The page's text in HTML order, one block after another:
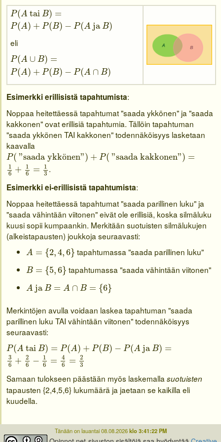
P(A tai B) =
P(AtaiB)=
P(A) + P(B) − P(A ja B)
P(A)+ P B)−P jaB )
eli
P(A ∪ B) =
P(A∪ B )=
P(A) + P(B) − P(A ∩ B)
P(A)+ P B)−P ∩B )
Esimerkki erillisistä tapahtumista:
Noppaa heitettäessä tapahtumat "saada ykkönen" ja "saada
kakkonen" ovat erillisiä tapahtumia. Tällöin tapahtuman
"saada ykkönen TAI kakkonen" todennäköisyys lasketaan
kaavalla
P( "saada ykkönen") + P( "saada kakkonen") =
P("saada ykkönen")+ P "saada kakkonen"
1
6 +
1
6
=
1
3
1 6+ 16=13 .
Esimerkki ei-erillisistä tapahtumista:
Noppaa heitettäessä tapahtumat "saada parillinen luku" ja
"saada vähintään viitonen" eivät ole erillisiä, koska silmäluku
kuusi sopii kumpaankin. Merkitään suotuisten silmälukujen
(alkeistapausten) joukkoja seuraavasti:
A = {2,4,6}
A ={2 ,4, 6} tapahtumassa "saada parillinen luku"
B = {5,6}
B={5 ,6} tapahtumassa "saada vähintään viitonen"
A ja B = A ∩ B = {6}
A jaB =A∩ B ={6}
Merkintöjen avulla voidaan laskea tapahtuman "saada
parillinen luku TAI vähintään viitonen" todennäköisyys
seuraavasti:
P(A tai B) = P(A) + P(B) − P(A ja B) =
P(AtaiB =P (A )+P(B − P(Aja =
3
6 +
2
6 − 1
6
=
4
6
=
2
3
3 6+26−16= 6= 23
Samaan tulokseen päästään myös laskemalla suotuisten
tapausten {2,4,5,6} lukumäärä ja jaetaan se kaikilla eli
kuudella.
Tänään on lauantai 08.08.2026klo 3:41:22 PM